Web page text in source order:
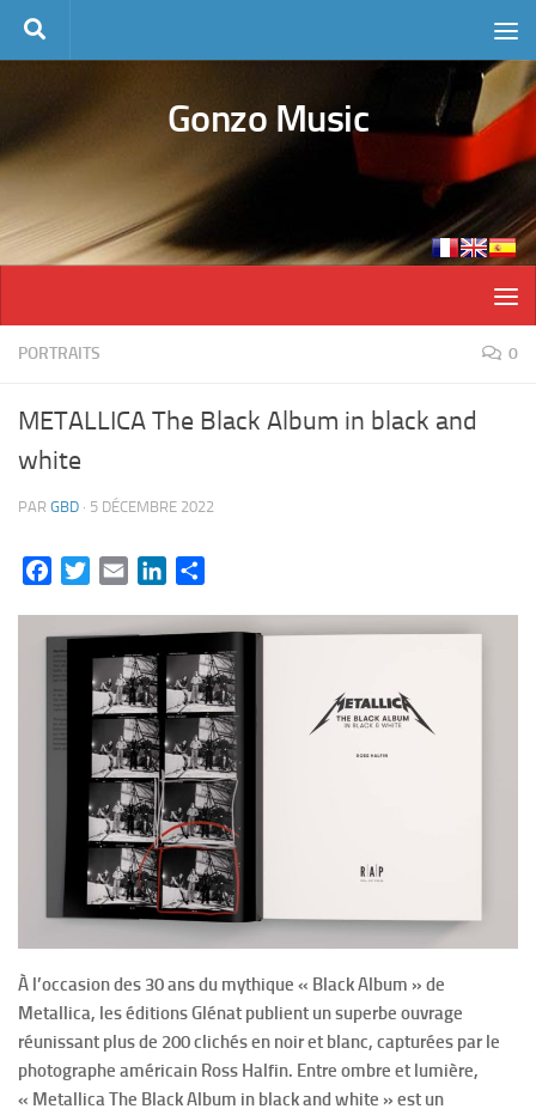
Skip to content
Gonzo Music
PORTRAITS 0
METALLICA The Black Album in black and
white
PAR GBD · 5 DÉCEMBRE 2022
FacebookTwitterEmail LinkedIn
À l’occasion des 30 ans du mythique « Black Album » de
Metallica, les éditions Glénat publient un superbe ouvrage
réunissant plus de 200 clichés en noir et blanc, capturées par le
photographe américain Ross Halfin. Entre ombre et lumière,
« Metallica The Black Album in black and white » est un